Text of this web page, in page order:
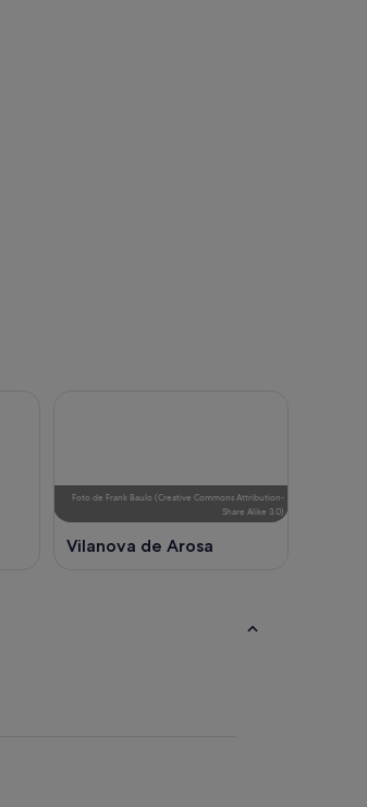
Foto de Frank Baulo (Creative Commons Attribution-
Share Alike 3.0)
Vilanova de Arosa